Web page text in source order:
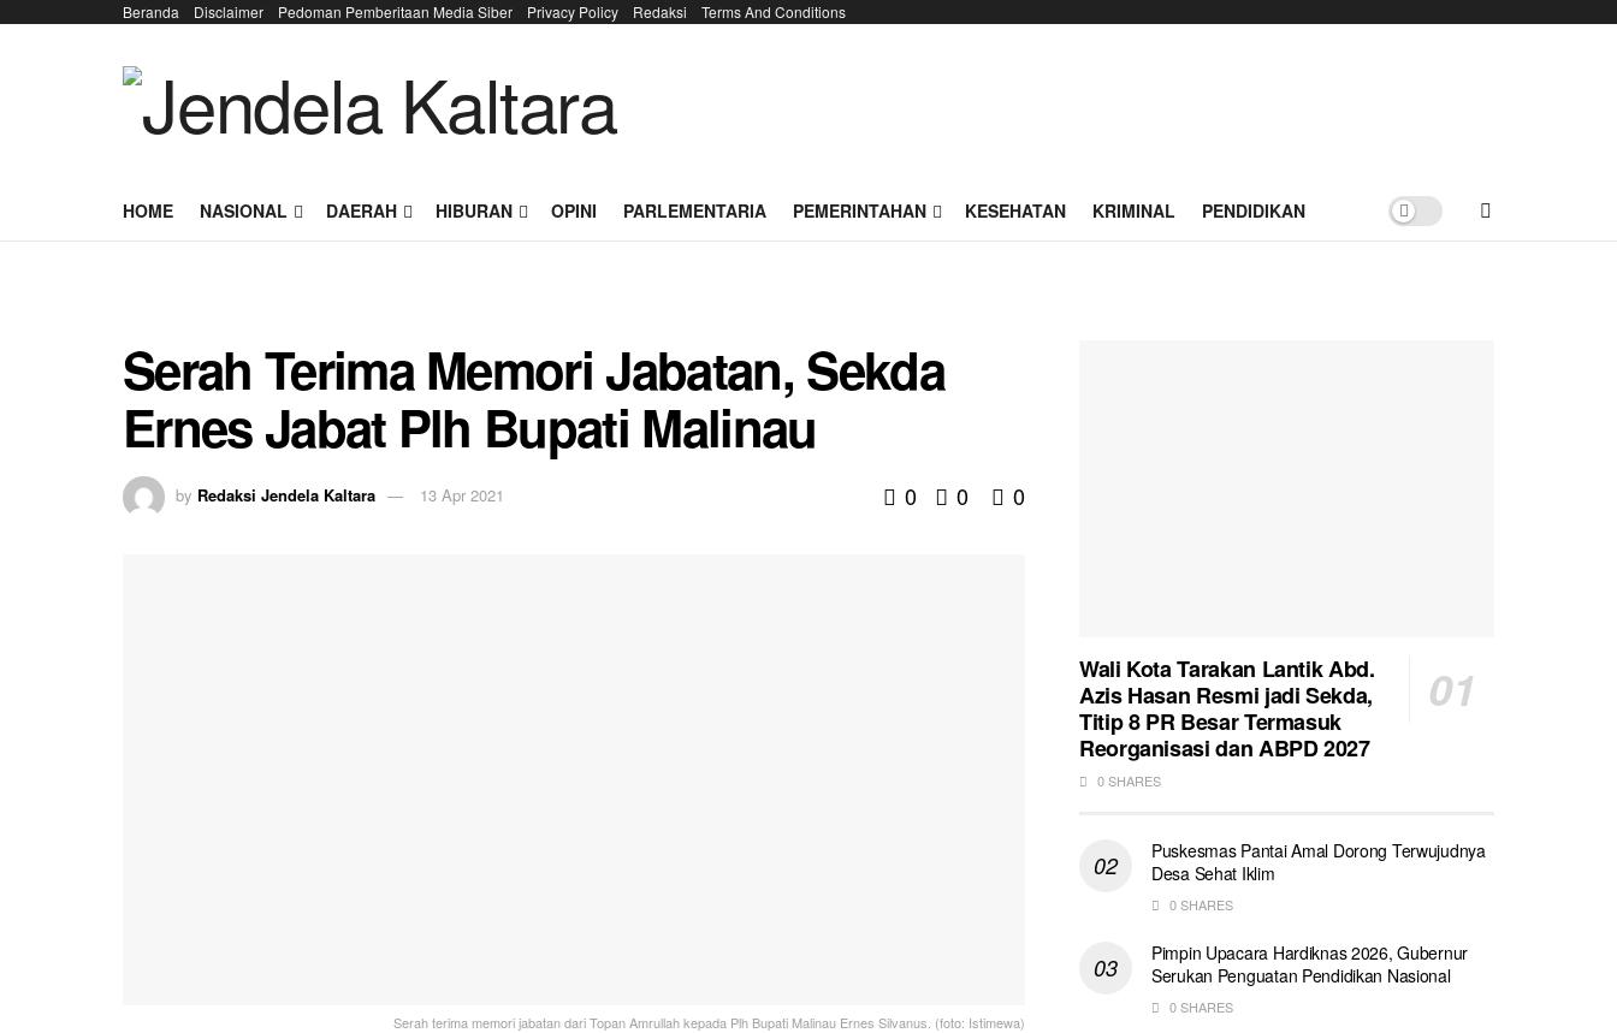
Beranda Disclaimer Pedoman Pemberitaan Media Siber Privacy Policy Redaksi Terms And Conditions
HOME NASIONAL DAERAH HIBURAN OPINI PARLEMENTARIA PEMERINTAHAN KESEHATAN KRIMINAL PENDIDIKAN
Serah Terima Memori Jabatan, Sekda
Ernes Jabat Plh Bupati Malinau
by Redaksi Jendela Kaltara 13 Apr 2021 0 0 0
Serah terima memori jabatan dari Topan Amrullah kepada Plh Bupati Malinau Ernes Silvanus. (foto: Istimewa)
Wali Kota Tarakan Lantik Abd.
Azis Hasan Resmi jadi Sekda,
Titip 8 PR Besar Termasuk
Reorganisasi dan ABPD 2027
0 SHARES
Puskesmas Pantai Amal Dorong Terwujudnya
Desa Sehat Iklim
0 SHARES
Pimpin Upacara Hardiknas 2026, Gubernur
Serukan Penguatan Pendidikan Nasional
0 SHARES